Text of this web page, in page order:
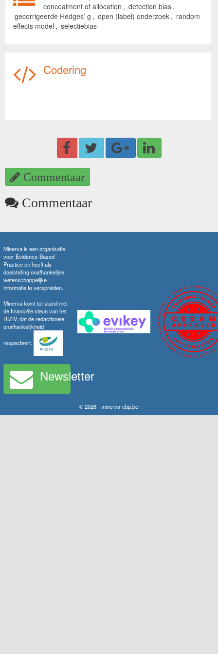
concealment of allocation , detection bias ,
gecorrigeerde Hedges’ g , open (label) onderzoek , random
effects model , selectiebias
Codering
Commentaar
Commentaar
Minerva is een organisatie
voor Evidence-Based
Practice en heeft als
doelstelling onafhankelijke,
wetenschappelijke
informatie te verspreiden.
Minerva komt tot stand met
de financiële steun van het
RIZIV, dat de redactionele
onafhankelijkheid
respecteert.
Newsletter
© 2026 - minerva-ebp.be